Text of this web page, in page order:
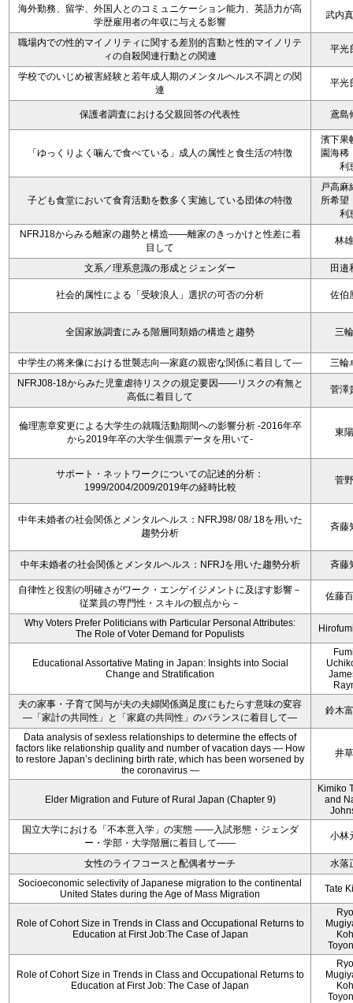
海外勤務、留学、外国人とのコミュニケーション能力、英語力が高
学歴雇用者の年収に与える影響
武内
職場内での性的マイノリティに関する差別的言動と性的マイノリテ
ィの自殺関連行動との関連
平光
学校でのいじめ被害経験と若年成人期のメンタルヘルス不調との関
連
平光
保護者調査における父親回答の代表性 鳶島
「ゆっくりよく噛んで食べている」成人の属性と食生活の特徴
濱下果
園海稀
利
子ども食堂において食育活動を数多く実施している団体の特徴
戸高麻
所希望
利
NFRJ18からみる離家の趨勢と構造――離家のきっかけと性差に着
目して
林
文系／理系意識の形成とジェンダー 田邉
社会的属性による「受験浪人」選択の可否の分析 佐伯
全国家族調査にみる階層同類婚の構造と趨勢 三
中学生の将来像における世襲志向―家庭の親密な関係に着目して―
三輪
NFRJ08-18からみた児童虐待リスクの規定要因――リスクの有無と
高低に着目して
菅澤
倫理憲章変更による大学生の就職活動期間への影響分析 -2016年卒
から2019年卒の大学生個票データを用いて-
東
サポート・ネットワークについての記述的分析：
1999/2004/2009/2019年の経時比較
菅
中年未婚者の社会関係とメンタルヘルス：NFRJ98/ 08/ 18を用いた
趨勢分析
斉藤
中年未婚者の社会関係とメンタルヘルス：NFRJを用いた趨勢分析 斉藤
自律性と役割の明確さがワーク・エンゲイジメントに及ぼす影響－
従業員の専門性・スキルの観点から－
佐藤
Why Voters Prefer Politicians with Particular Personal Attributes:
The Role of Voter Demand for Populists
Educational Assortative Mating in Japan: Insights into Social
Change and Stratification
夫の家事・子育て関与が夫の夫婦関係満足度にもたらす意味の変容
―「家計の共同性」と「家庭の共同性」のバランスに着目して―
鈴木
Data analysis of sexless relationships to determine the effects of
factors like relationship quality and number of vacation days ― How
to restore Japan’s declining birth rate, which has been worsened by
the coronavirus ―
井
Elder Migration and Future of Rural Japan (Chapter 9)
Kimiko
and
国立大学における「不本意入学」の実態 ――入試形態・ジェンダ
ー・学部・大学階層に着目して――
小林
女性のライフコースと配偶者サーチ
水落
Socioeconomic selectivity of Japanese migration to the continental
United States during the Age of Mass Migration
Tate
Role of Cohort Size in Trends in Class and Occupational Returns to
Education at First Job:The Case of Japan
Role of Cohort Size in Trends in Class and Occupational Returns to
Education at First Job: The Case of Japan